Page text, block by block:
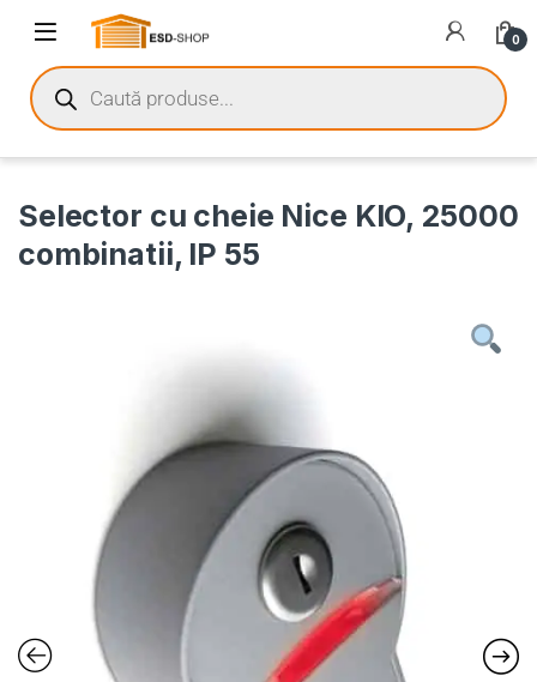
0
Selector cu cheie Nice KIO, 25000
combinatii, IP 55